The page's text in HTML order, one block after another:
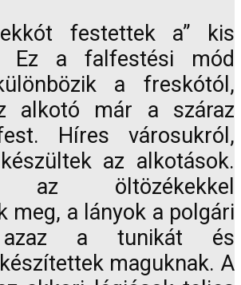
festettek a” kis
Ez a falfestési mód
a freskótól,
alkotó már a száraz
Híres városukról,
az alkotások.
az öltözékekkel
meg, a lányok a polgári
azaz a tunikát és
maguknak. A